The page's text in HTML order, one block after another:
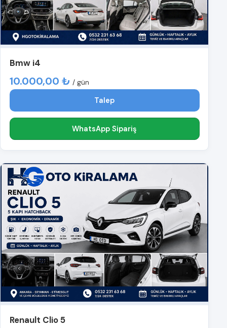
Bmw i4
10.000,00 ₺ / gün
Talep
WhatsApp Sipariş
Renault Clio 5